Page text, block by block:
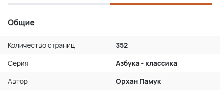
Общие
Количество страниц
352
Серия
Азбука - классика
Автор
Орхан Памук